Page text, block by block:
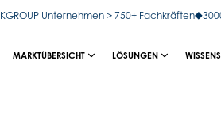
Unternehmen > 750+ Fachkräften
MARKTÜBERSICHT LÖSUNGEN